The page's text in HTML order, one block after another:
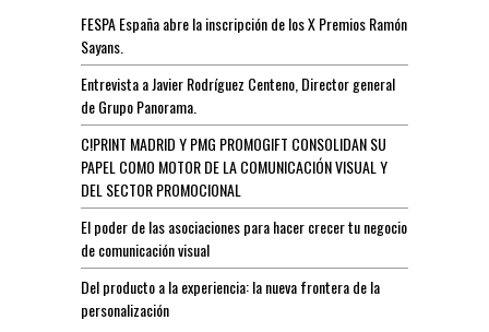
FESPA España abre la inscripción de los X Premios Ramón
Sayans.
Entrevista a Javier Rodríguez Centeno, Director general
de Grupo Panorama.
C!PRINT MADRID Y PMG PROMOGIFT CONSOLIDAN SU
PAPEL COMO MOTOR DE LA COMUNICACIÓN VISUAL Y
DEL SECTOR PROMOCIONAL
El poder de las asociaciones para hacer crecer tu negocio
de comunicación visual
Del producto a la experiencia: la nueva frontera de la
personalización